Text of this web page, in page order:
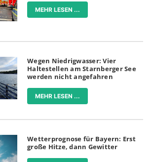
MEHR LESEN ...
Wegen Niedrigwasser: Vier
Haltestellen am Starnberger See
werden nicht angefahren
MEHR LESEN ...
Wetterprognose für Bayern: Erst
große Hitze, dann Gewitter